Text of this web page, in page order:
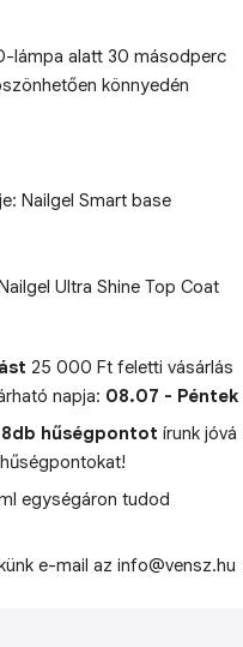
lámpa alatt 30 másodperc
könnyedén
Nailgel Smart base
Ultra Shine Top Coat
25 000 Ft feletti vásárlás
napja: 08.07 - Péntek
hűségpontot írunk jóvá
egységáron tudod
e-mail az info@vensz.hu